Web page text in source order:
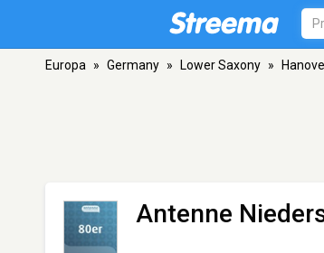
Europa » Germany » Lower Saxony »
Antenne